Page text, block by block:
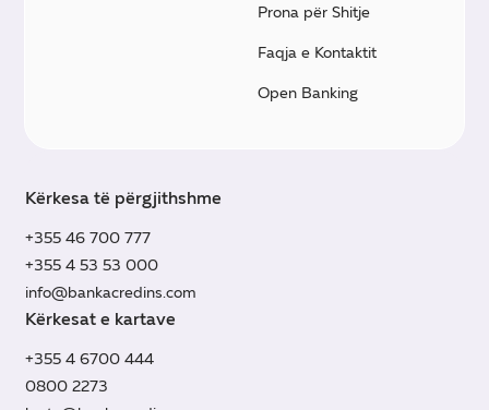
Prona për Shitje
Faqja e Kontaktit
Open Banking
Kërkesa të përgjithshme
+355 46 700 777
+355 4 53 53 000
info@bankacredins.com
Kërkesat e kartave
+355 4 6700 444
0800 2273